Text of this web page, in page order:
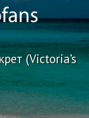
(Victoria’s